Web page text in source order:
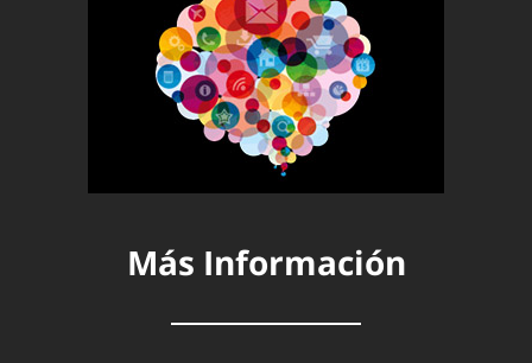
Más Información